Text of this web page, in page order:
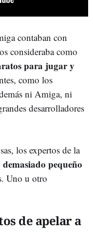
contaban con
consideraba como
para jugar y
como los
ni Amiga, ni
desarrolladores
los expertos de la
pequeño
Uno u otro
de apelar a